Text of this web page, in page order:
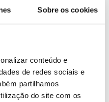
Sobre os cookies
conteúdo e
de redes sociais e
partilhamos
do site com os
NATO considerou ataques